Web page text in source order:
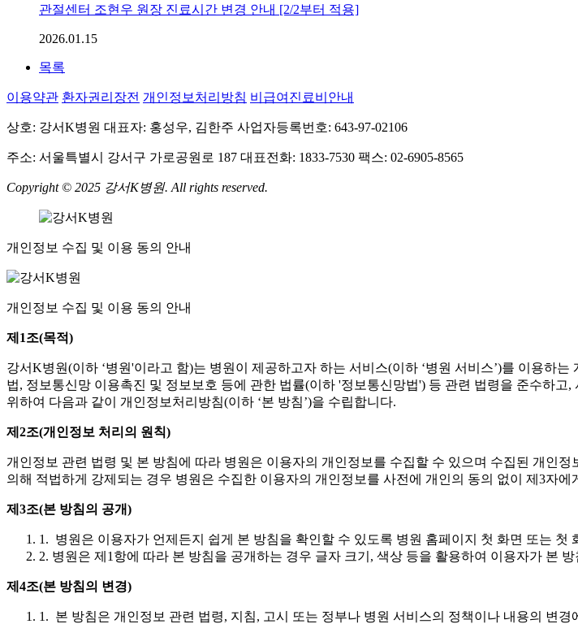
관절센터 조현우 원장 진료시간 변경 안내 [2/2부터 적용]
2026.01.15
목록
이용약관 환자권리장전 개인정보처리방침 비급여진료비안내
상호: 강서K병원 대표자: 홍성우, 김한주 사업자등록번호: 643-97-02106
주소: 서울특별시 강서구 가로공원로 187 대표전화: 1833-7530 팩스: 02-6905-8565
Copyright © 2025 강서K병원. All rights reserved.
개인정보 수집 및 이용 동의 안내
개인정보 수집 및 이용 동의 안내
제1조(목적)
강서K병원(이하 ‘병원'이라고 함)는 병원이 제공하고자 하는 서비스(이하 ‘병원 서비스’)를 이용하는
법, 정보통신망 이용촉진 및 정보보호 등에 관한 법률(이하 '정보통신망법') 등 관련 법령을 준수하
위하여 다음과 같이 개인정보처리방침(이하 ‘본 방침’)을 수립합니다.
제2조(개인정보 처리의 원칙)
개인정보 관련 법령 및 본 방침에 따라 병원은 이용자의 개인정보를 수집할 수 있으며 수집된 개인
의해 적법하게 강제되는 경우 병원은 수집한 이용자의 개인정보를 사전에 개인의 동의 없이 제3자에
제3조(본 방침의 공개)
1. 병원은 이용자가 언제든지 쉽게 본 방침을 확인할 수 있도록 병원 홈페이지 첫 화면 또는 첫
2. 병원은 제1항에 따라 본 방침을 공개하는 경우 글자 크기, 색상 등을 활용하여 이용자가 본
제4조(본 방침의 변경)
1. 본 방침은 개인정보 관련 법령, 지침, 고시 또는 정부나 병원 서비스의 정책이나 내용의 변경